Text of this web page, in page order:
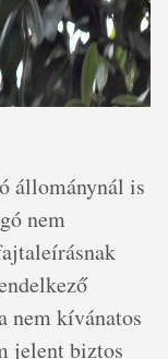
állománynál is
nem
nem kívánatos
jelent biztos